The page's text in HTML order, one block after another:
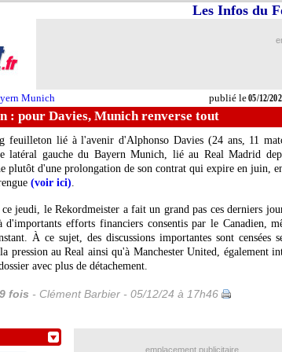
Munich publié le05/12/
Les Infos du
: pour Davies, Munich renverse tout
feuilleton lié à l'avenir d'Alphonso Davies (24 ans, 11
latéral gauche du Bayern Munich, lié au Real Madrid
plutôt d'une prolongation de son contrat qui expire en juin,
(voir ici).
jeudi, le Rekordmeister a fait un grand pas ces derniers
d'importants efforts financiers consentis par le Canadien,
À ce sujet, des discussions importantes sont censées
pression au Real ainsi qu'à Manchester United, également
avec plus de détachement.
fois - Clément Barbier - 05/12/24 à 17h46
emplacement publicitaire